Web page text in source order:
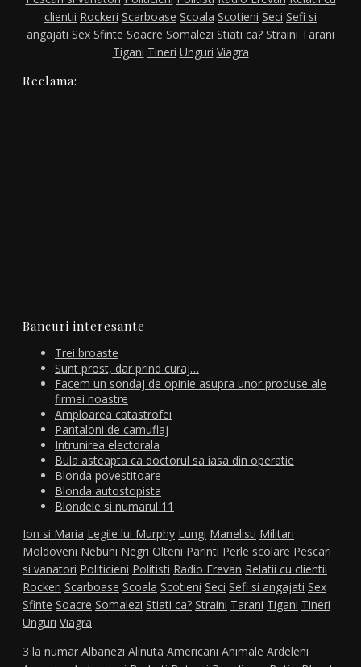
clientii Rockeri Scarboase Scoala Scotieni Seci Sefi si
angajati Sex Sfinte Soacre Somalezi Stiati ca? Straini Tarani
Tigani Tineri Unguri Viagra
Reclama:
Bancuri interesante
Trei broaste
Sunt prost, dar prind curaj…
Facem un sondaj de opinie asupra unor produse ale
firmei noastre
Amploarea catastrofei
Pantaloni de camuflaj
Intrunirea electorala
Bula asteapta ca doctorul sa iasa din operatie
Blonda povestitoare
Blonda autostopista
Blondele si numarul 11
Ion si Maria Legile lui Murphy Lungi Manelisti Militari
Moldoveni Nebuni Negri Olteni Parinti Perle scolare Pescari
si vanatori Politicieni Politisti Radio Erevan Relatii cu clientii
Rockeri Scarboase Scoala Scotieni Seci Sefi si angajati Sex
Sfinte Soacre Somalezi Stiati ca? Straini Tarani Tigani Tineri
Unguri Viagra
3 la numar Albanezi Alinuta Americani Animale Ardeleni